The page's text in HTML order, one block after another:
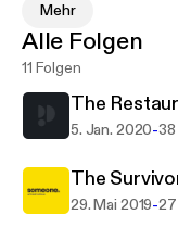
influencers,
such lives - and
personality. If you
from a diverse
for you!
Mehr
Alle Folgen
11 Folgen
The
5. Jan. 2020-38
The
29. Mai 2019-